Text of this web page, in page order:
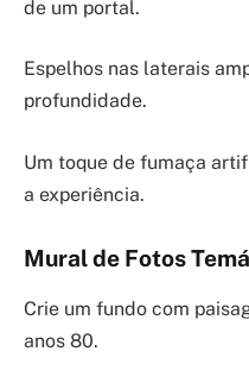
de um portal.
Espelhos nas laterais
profundidade.
Um toque de fumaça
a experiência.
Mural de Fotos
Crie um fundo com
anos 80.